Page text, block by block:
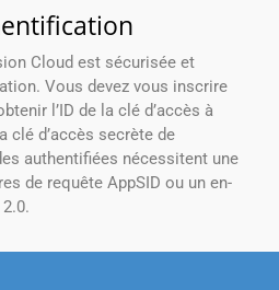
Cloud est sécurisée et
Vous devez vous inscrire
l’ID de la clé d’accès à
clé d’accès secrète de
authentifiées nécessitent une
de requête AppSID ou un en-